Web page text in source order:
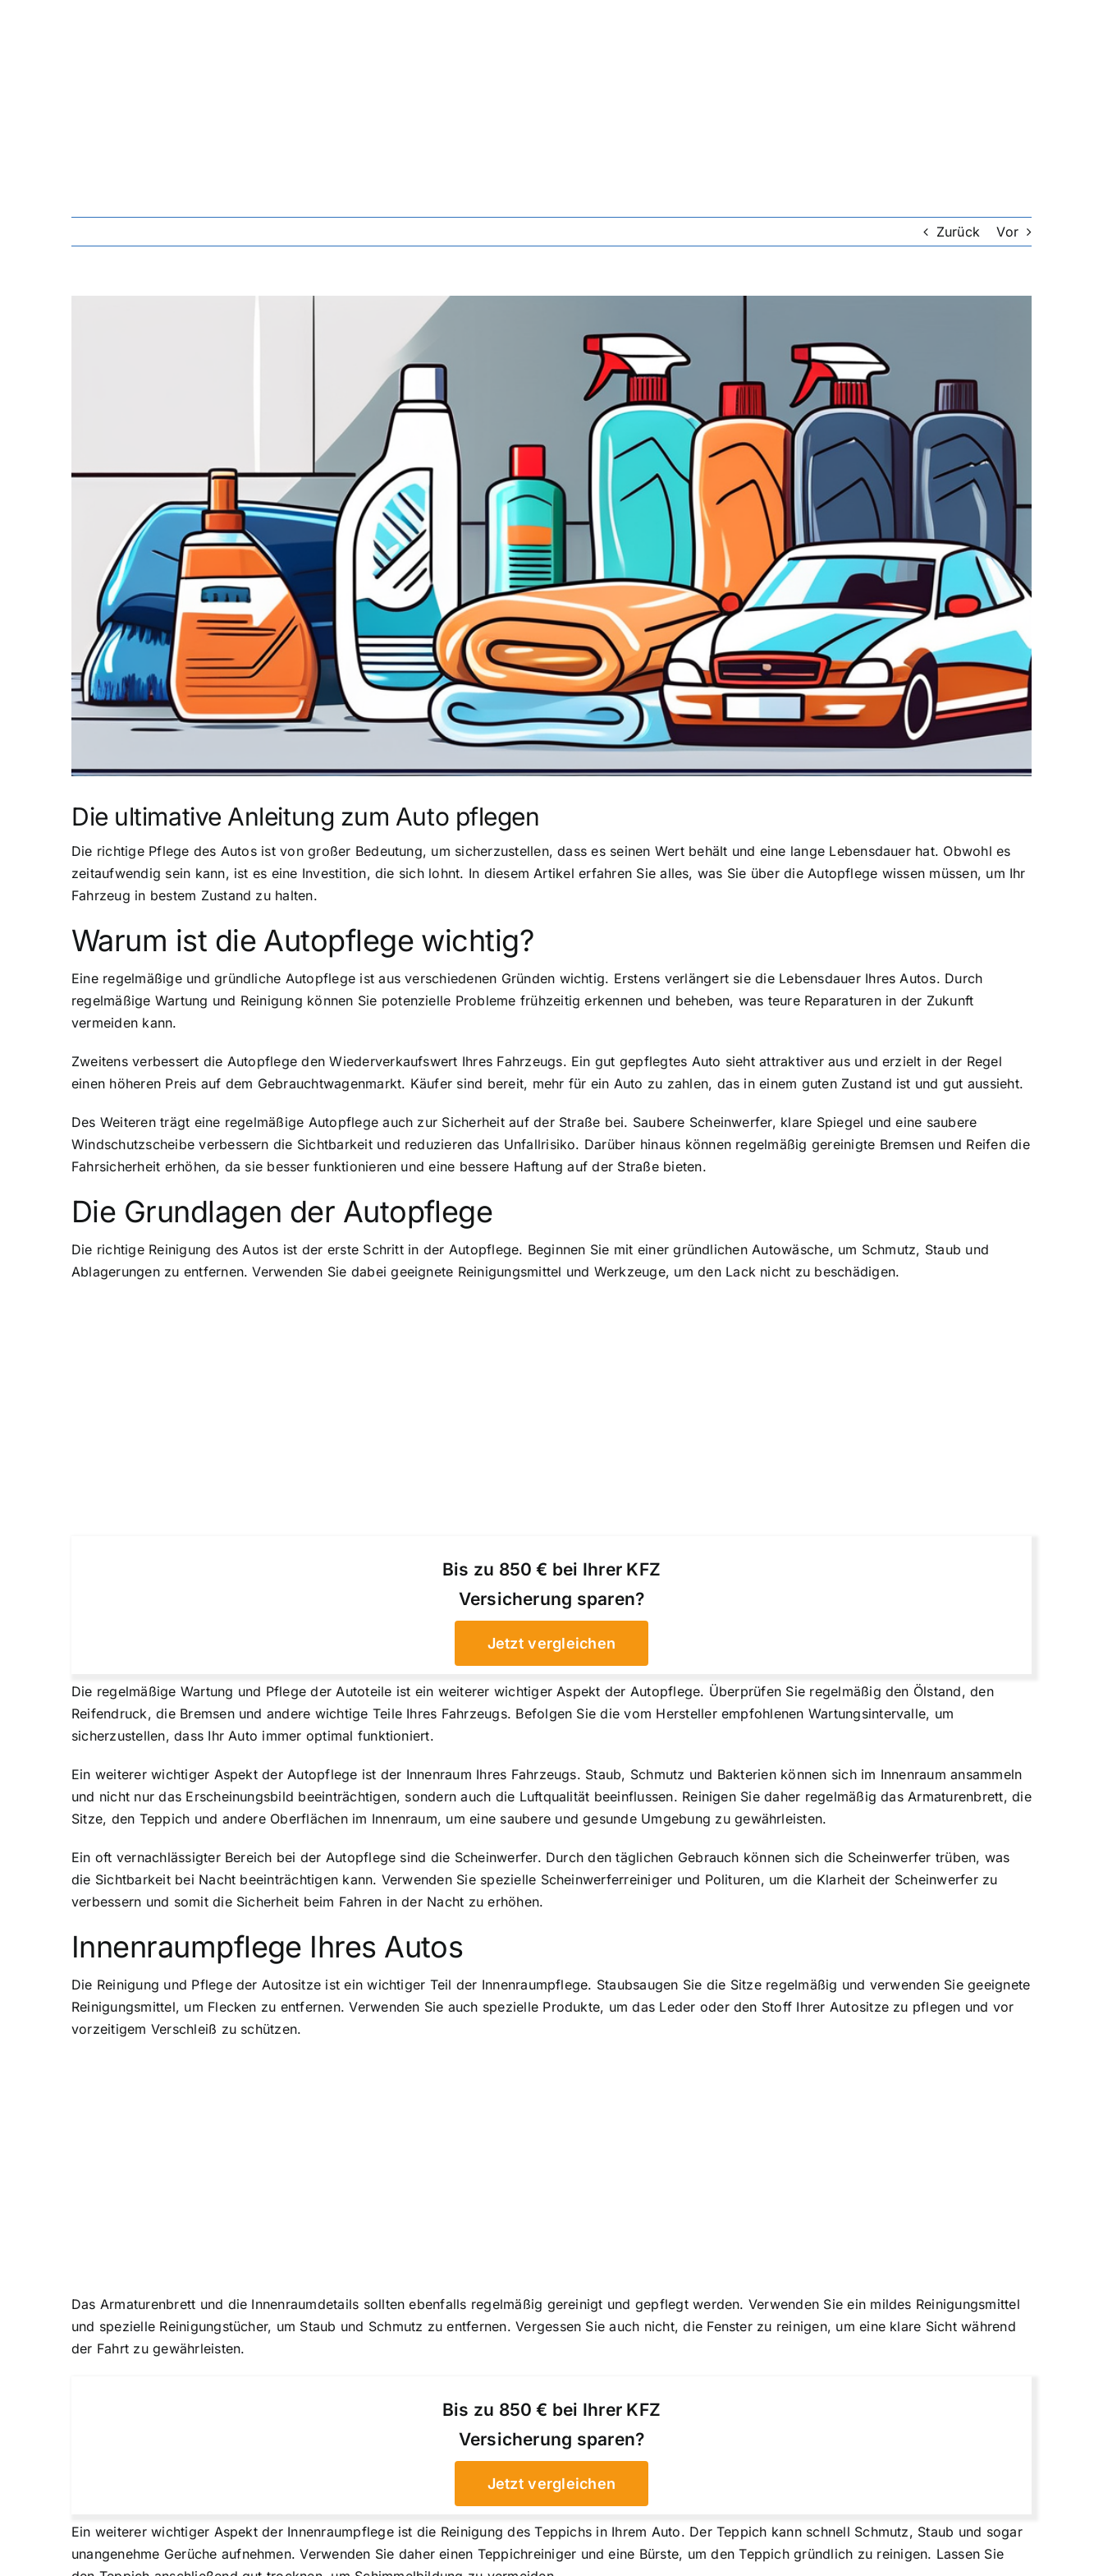
Zurück Vor
Die ultimative Anleitung zum Auto pflegen
Die richtige Pflege des Autos ist von großer Bedeutung, um sicherzustellen, dass es seinen Wert behält und eine lange Lebensdauer hat. Obwohl es
zeitaufwendig sein kann, ist es eine Investition, die sich lohnt. In diesem Artikel erfahren Sie alles, was Sie über die Autopflege wissen müssen, um Ihr
Fahrzeug in bestem Zustand zu halten.
Warum ist die Autopflege wichtig?
Eine regelmäßige und gründliche Autopflege ist aus verschiedenen Gründen wichtig. Erstens verlängert sie die Lebensdauer Ihres Autos. Durch
regelmäßige Wartung und Reinigung können Sie potenzielle Probleme frühzeitig erkennen und beheben, was teure Reparaturen in der Zukunft
vermeiden kann.
Zweitens verbessert die Autopflege den Wiederverkaufswert Ihres Fahrzeugs. Ein gut gepflegtes Auto sieht attraktiver aus und erzielt in der Regel
einen höheren Preis auf dem Gebrauchtwagenmarkt. Käufer sind bereit, mehr für ein Auto zu zahlen, das in einem guten Zustand ist und gut aussieht.
Des Weiteren trägt eine regelmäßige Autopflege auch zur Sicherheit auf der Straße bei. Saubere Scheinwerfer, klare Spiegel und eine saubere
Windschutzscheibe verbessern die Sichtbarkeit und reduzieren das Unfallrisiko. Darüber hinaus können regelmäßig gereinigte Bremsen und Reifen die
Fahrsicherheit erhöhen, da sie besser funktionieren und eine bessere Haftung auf der Straße bieten.
Die Grundlagen der Autopflege
Die richtige Reinigung des Autos ist der erste Schritt in der Autopflege. Beginnen Sie mit einer gründlichen Autowäsche, um Schmutz, Staub und
Ablagerungen zu entfernen. Verwenden Sie dabei geeignete Reinigungsmittel und Werkzeuge, um den Lack nicht zu beschädigen.
Bis zu 850 € bei Ihrer KFZ
Versicherung sparen?
Jetzt vergleichen
Die regelmäßige Wartung und Pflege der Autoteile ist ein weiterer wichtiger Aspekt der Autopflege. Überprüfen Sie regelmäßig den Ölstand, den
Reifendruck, die Bremsen und andere wichtige Teile Ihres Fahrzeugs. Befolgen Sie die vom Hersteller empfohlenen Wartungsintervalle, um
sicherzustellen, dass Ihr Auto immer optimal funktioniert.
Ein weiterer wichtiger Aspekt der Autopflege ist der Innenraum Ihres Fahrzeugs. Staub, Schmutz und Bakterien können sich im Innenraum ansammeln
und nicht nur das Erscheinungsbild beeinträchtigen, sondern auch die Luftqualität beeinflussen. Reinigen Sie daher regelmäßig das Armaturenbrett, die
Sitze, den Teppich und andere Oberflächen im Innenraum, um eine saubere und gesunde Umgebung zu gewährleisten.
Ein oft vernachlässigter Bereich bei der Autopflege sind die Scheinwerfer. Durch den täglichen Gebrauch können sich die Scheinwerfer trüben, was
die Sichtbarkeit bei Nacht beeinträchtigen kann. Verwenden Sie spezielle Scheinwerferreiniger und Polituren, um die Klarheit der Scheinwerfer zu
verbessern und somit die Sicherheit beim Fahren in der Nacht zu erhöhen.
Innenraumpflege Ihres Autos
Die Reinigung und Pflege der Autositze ist ein wichtiger Teil der Innenraumpflege. Staubsaugen Sie die Sitze regelmäßig und verwenden Sie geeignete
Reinigungsmittel, um Flecken zu entfernen. Verwenden Sie auch spezielle Produkte, um das Leder oder den Stoff Ihrer Autositze zu pflegen und vor
vorzeitigem Verschleiß zu schützen.
Das Armaturenbrett und die Innenraumdetails sollten ebenfalls regelmäßig gereinigt und gepflegt werden. Verwenden Sie ein mildes Reinigungsmittel
und spezielle Reinigungstücher, um Staub und Schmutz zu entfernen. Vergessen Sie auch nicht, die Fenster zu reinigen, um eine klare Sicht während
der Fahrt zu gewährleisten.
Bis zu 850 € bei Ihrer KFZ
Versicherung sparen?
Jetzt vergleichen
Ein weiterer wichtiger Aspekt der Innenraumpflege ist die Reinigung des Teppichs in Ihrem Auto. Der Teppich kann schnell Schmutz, Staub und sogar
unangenehme Gerüche aufnehmen. Verwenden Sie daher einen Teppichreiniger und eine Bürste, um den Teppich gründlich zu reinigen. Lassen Sie